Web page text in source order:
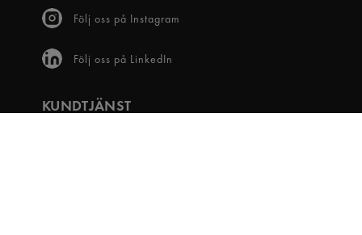
Följ oss på Instagram
Följ oss på LinkedIn
KUNDTJÄNST